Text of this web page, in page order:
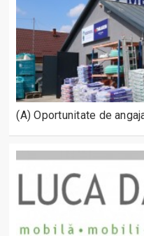
(A) Oportunitate de